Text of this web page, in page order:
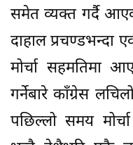
समेत व्यक्त गर्दै
दाहाल
मोर्चा सहमतिमा
गर्नेबारे काँग्रेस
पछिल्लो समय